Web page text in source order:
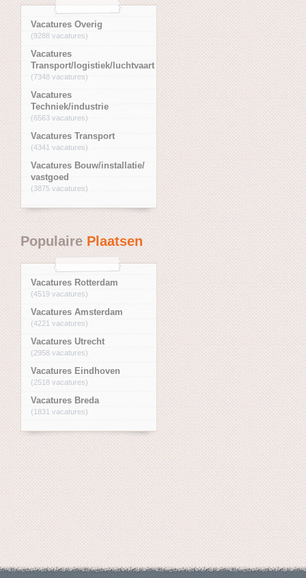
Vacatures Overig
(9288 vacatures)
Vacatures
Transport/logistiek/luchtvaart
(7348 vacatures)
Vacatures
Techniek/industrie
(6563 vacatures)
Vacatures Transport
(4341 vacatures)
Vacatures Bouw/installatie/
vastgoed
(3875 vacatures)
PopulairePlaatsen
Vacatures Rotterdam
(4519 vacatures)
Vacatures Amsterdam
(4221 vacatures)
Vacatures Utrecht
(2958 vacatures)
Vacatures Eindhoven
(2518 vacatures)
Vacatures Breda
(1831 vacatures)